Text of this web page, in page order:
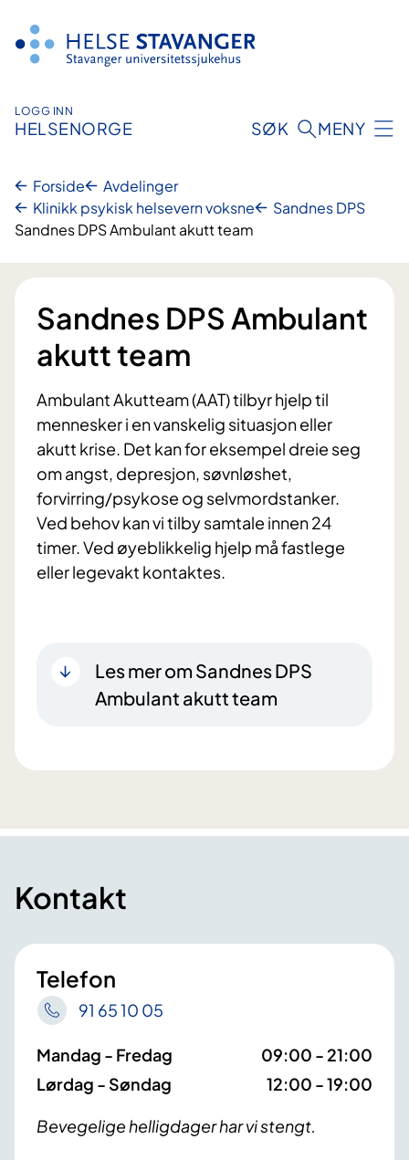
innhold
LOGG INN
HELSENORGE SØK MENY
Forside
Avdelinger
Klinikk psykisk helsevern voksne
Sandnes DPS
Sandnes DPS Ambulant akutt team
Sandnes DPS Ambulant
akutt team
Ambulant Akutteam (AAT) tilbyr hjelp til
mennesker i en vanskelig situasjon eller
akutt krise. Det kan for eksempel dreie seg
om angst, depresjon, søvnløshet,
forvirring/psykose og selvmordstanker.
Ved behov kan vi tilby samtale innen 24
timer. Ved øyeblikkelig hjelp må fastlege
eller legevakt kontaktes.
Les mer om Sandnes DPS
Ambulant akutt team
Kontakt
Telefon
91 65 10 05
Mandag - Fredag
09:00 - 21:00
Lørdag - Søndag
12:00 - 19:00
Bevegelige helligdager har vi stengt.